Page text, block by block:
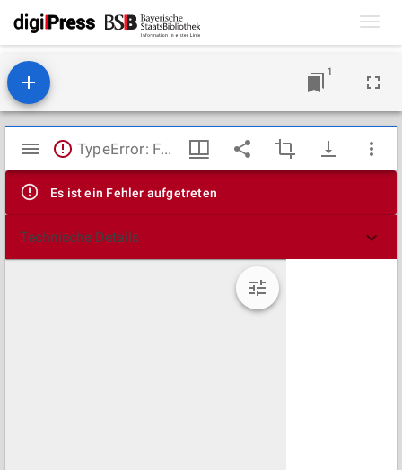
1
Mirador
Viewer
TypeError: Failed to fetch
Es ist ein Fehler aufgetreten
Technische Details